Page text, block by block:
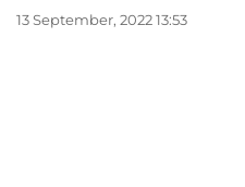
13 September, 2022 13:53